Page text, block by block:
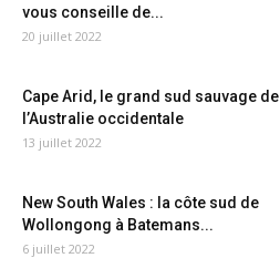
vous conseille de...
20 juillet 2022
Cape Arid, le grand sud sauvage de
l’Australie occidentale
13 juillet 2022
New South Wales : la côte sud de
Wollongong à Batemans...
6 juillet 2022